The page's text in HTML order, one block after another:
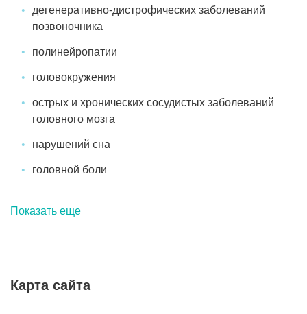
дегенеративно-дистрофических заболеваний
позвоночника
полинейропатии
головокружения
острых и хронических сосудистых заболеваний
головного мозга
нарушений сна
головной боли
Показать еще
Карта сайта